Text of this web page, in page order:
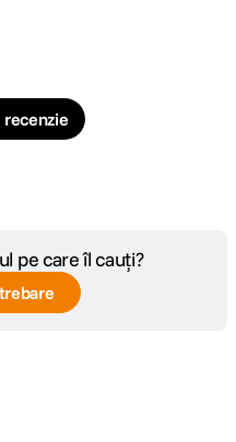
pe care îl cauți?